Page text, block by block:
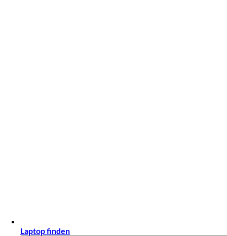
Laptop finden